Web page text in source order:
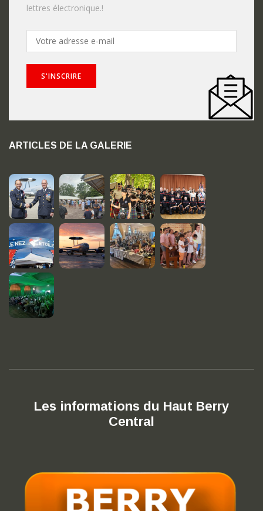
lettres électronique.!
ARTICLES DE LA GALERIE
Les informations du Haut Berry
Central